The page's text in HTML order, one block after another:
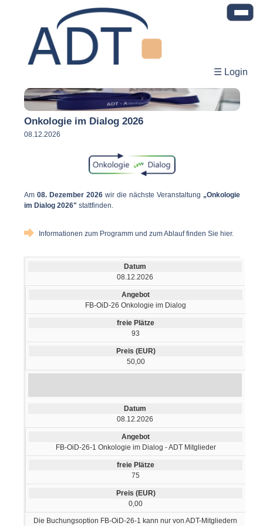
☰ Login
Onkologie im Dialog 2026
08.12.2026
Am 08. Dezember 2026 wir die nächste Veranstaltung „Onkologie
im Dialog 2026" stattfinden.
Informationen zum Programm und zum Ablauf finden Sie hier.
08.12.2026
FB-OiD-26 Onkologie im Dialog
93
50,00
08.12.2026
FB-OiD-26-1 Onkologie im Dialog - ADT Mitglieder
75
0,00
Die Buchungsoption FB-OiD-26-1 kann nur von ADT-Mitgliedern